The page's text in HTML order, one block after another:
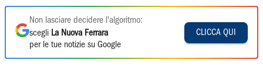
Non lasciare decidere l'algoritmo:
scegli La Nuova Ferrara
per le tue notizie su Google
CLICCA QUI